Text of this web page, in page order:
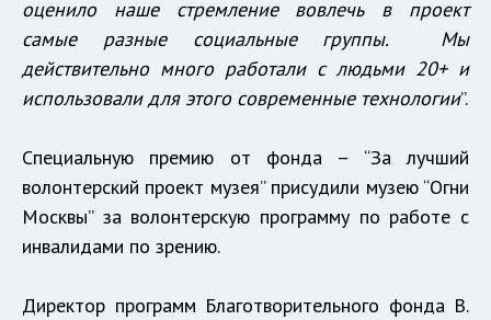
оценило наше стремление вовлечь в проект
самые разные социальные группы. Мы
действительно много работали с людьми 20+ и
использовали для этого современные технологии”.
Специальную премию от фонда – “За лучший
волонтерский проект музея” присудили музею “Огни
Москвы” за волонтерскую программу по работе с
инвалидами по зрению.
Директор программ Благотворительного фонда В.